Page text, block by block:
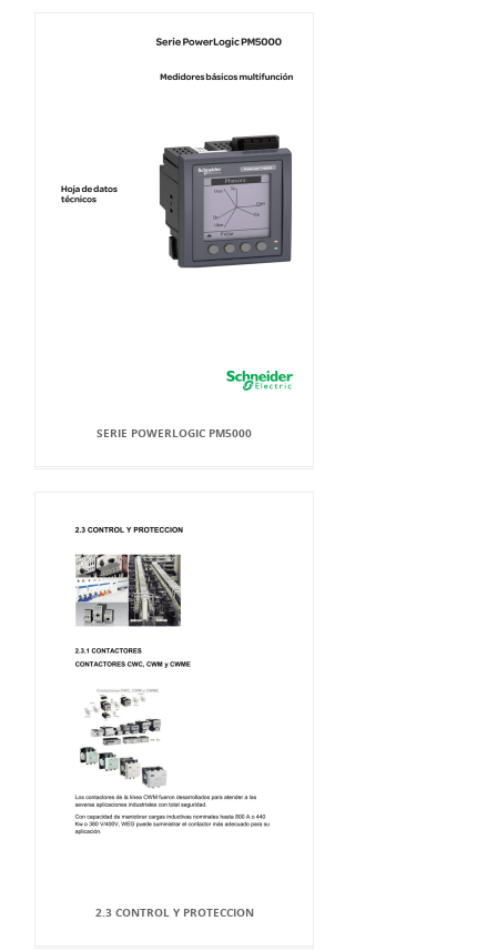
SERIE POWERLOGIC PM5000
2.3 CONTROL Y PROTECCION